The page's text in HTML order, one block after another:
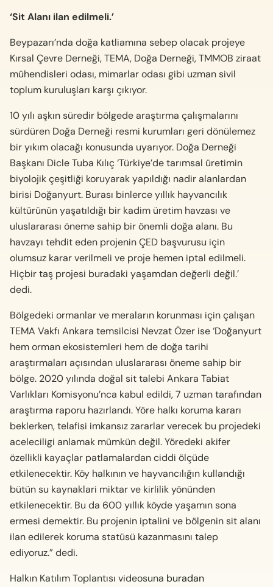
‘Sit Alanı ilan edilmeli.’
Beypazarı’nda doğa katliamına sebep olacak projeye
Kırsal Çevre Derneği, TEMA, Doğa Derneği, TMMOB ziraat
mühendisleri odası, mimarlar odası gibi uzman sivil
toplum kuruluşları karşı çıkıyor.
10 yılı aşkın süredir bölgede araştırma çalışmalarını
sürdüren Doğa Derneği resmi kurumları geri dönülemez
bir yıkım olacağı konusunda uyarıyor. Doğa Derneği
Başkanı Dicle Tuba Kılıç ‘Türkiye’de tarımsal üretimin
biyolojik çeşitliği koruyarak yapıldığı nadir alanlardan
birisi Doğanyurt. Burası binlerce yıllık hayvancılık
kültürünün yaşatıldığı bir kadim üretim havzası ve
uluslararası öneme sahip bir önemli doğa alanı. Bu
havzayı tehdit eden projenin ÇED başvurusu için
olumsuz karar verilmeli ve proje hemen iptal edilmeli.
Hiçbir taş projesi buradaki yaşamdan değerli değil.’
dedi.
Bölgedeki ormanlar ve meraların korunması için çalışan
TEMA Vakfı Ankara temsilcisi Nevzat Özer ise ‘Doğanyurt
hem orman ekosistemleri hem de doğa tarihi
araştırmaları açısından uluslararası öneme sahip bir
bölge. 2020 yılında doğal sit talebi Ankara Tabiat
Varlıkları Komisyonu’nca kabul edildi, 7 uzman tarafından
araştırma raporu hazırlandı. Yöre halkı koruma kararı
beklerken, telafisi imkansız zararlar verecek bu projedeki
aceleciligi anlamak mümkün değil. Yöredeki akifer
özellikli kayaçlar patlamalardan ciddi ölçüde
etkilenecektir. Köy halkının ve hayvancılığın kullandığı
bütün su kaynaklari miktar ve kirlilik yönünden
etkilenecektir. Bu da 600 yıllık köyde yaşamın sona
ermesi demektir. Bu projenin iptalini ve bölgenin sit alanı
ilan edilerek koruma statüsü kazanmasını talep
ediyoruz.” dedi.
Halkın Katılım Toplantısı videosuna buradan